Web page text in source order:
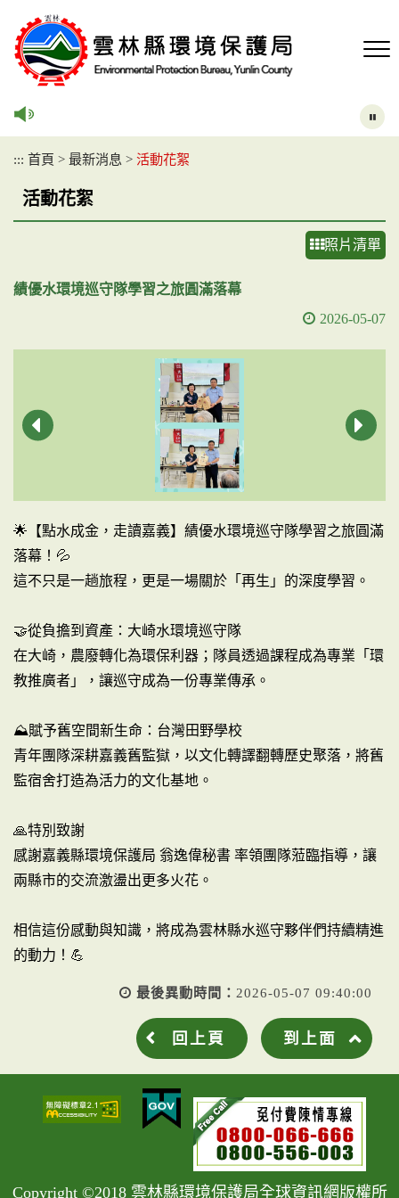
::: 首頁 > 最新消息 > 活動花絮
活動花絮
照片清單
績優水環境巡守隊學習之旅圓滿落幕
2026-05-07
🌟【點水成金，走讀嘉義】績優水環境巡守隊學習之旅圓滿
落幕！💦
這不只是一趟旅程，更是一場關於「再生」的深度學習。
🤝從負擔到資產：大崎水環境巡守隊
在大崎，農廢轉化為環保利器；隊員透過課程成為專業「環
教推廣者」，讓巡守成為一份專業傳承。
⛰️賦予舊空間新生命：台灣田野學校
青年團隊深耕嘉義舊監獄，以文化轉譯翻轉歷史聚落，將舊
監宿舍打造為活力的文化基地。
🙏特別致謝
感謝嘉義縣環境保護局 翁逸偉秘書 率領團隊蒞臨指導，讓
兩縣市的交流激盪出更多火花。
相信這份感動與知識，將成為雲林縣水巡守夥伴們持續精進
的動力！💪
最後異動時間： 2026-05-07 09:40:00
回上頁 到上面
Copyright ©2018 雲林縣環境保護局全球資訊網版權所